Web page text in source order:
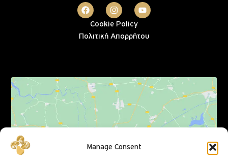
Manage Consent
Cookie Policy
Πολιτική Απορρήτου
Click to accept marketing cookies and enable